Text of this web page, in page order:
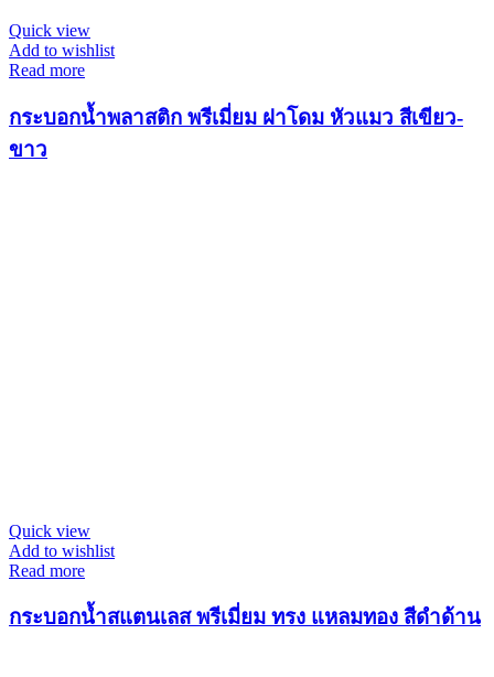
Quick view
Add to wishlist
Read more
กระบอกน้ำพลาสติก พรีเมี่ยม ฝาโดม หัวแมว สีเขียว-
ขาว
Quick view
Add to wishlist
Read more
กระบอกน้ำสแตนเลส พรีเมี่ยม ทรง แหลมทอง สีดำด้าน